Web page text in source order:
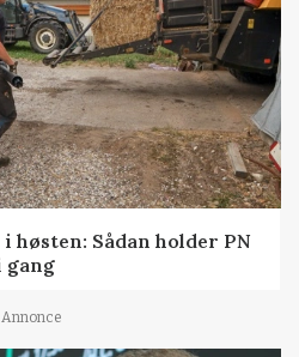
høsten: Sådan holder PN
gang
Annonce